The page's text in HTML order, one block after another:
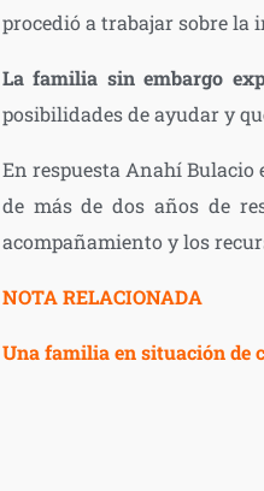
procedió a trabajar sobre la
La familia sin embargo
posibilidades de ayudar y
En respuesta Anahí
de más de dos años de
acompañamiento y los
NOTA RELACIONADA
Una familia en situación de